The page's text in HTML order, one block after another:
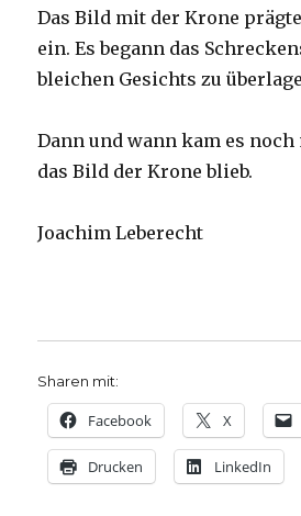
Das Bild mit der Krone
ein. Es begann das
bleichen Gesichts zu
Dann und wann kam es noch
das Bild der Krone blieb.
Joachim Leberecht
Sharen mit:
Facebook X
Drucken LinkedIn